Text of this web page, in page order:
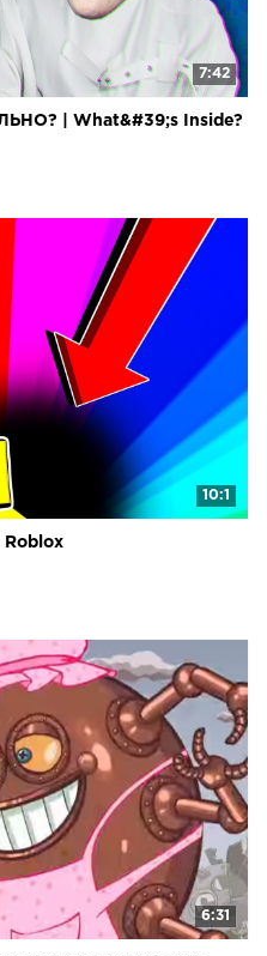
7:42
| What&#39;s Inside?
10:1
6:31